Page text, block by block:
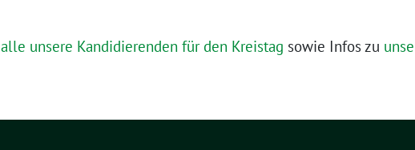
alle unsere Kandidierenden für den Kreistag sowie Infos zu